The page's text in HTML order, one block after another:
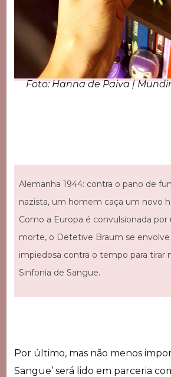
Foto: Hanna de Paiva |
Alemanha 1944: contra o pano de
nazista, um homem caça um novo
Como a Europa é convulsionada
morte, o Detetive Braum se
impiedosa contra o tempo para tirar
Sinfonia de Sangue.
Por último, mas não menos
Sangue’ será lido em parceria